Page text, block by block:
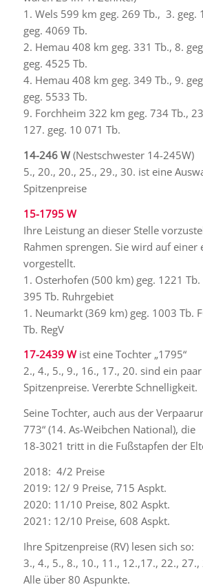
1. Wels 599 km geg. 269 Tb., 3. geg.
geg. 4069 Tb.
2. Hemau 408 km geg. 331 Tb., 8.
geg. 4525 Tb.
4. Hemau 408 km geg. 349 Tb., 9.
geg. 5533 Tb.
9. Forchheim 322 km geg. 734 Tb.,
127. geg. 10 071 Tb.
14-246 W(Nestschwester 14-245W)
5., 20., 20., 25., 29., 30. ist eine
Spitzenpreise
15-1795 W
Ihre Leistung an dieser Stelle
Rahmen sprengen. Sie wird auf einer
vorgestellt.
1. Osterhofen (500 km) geg. 1221 Tb.
395 Tb. Ruhrgebiet
1. Neumarkt (369 km) geg. 1003 Tb.
Tb. RegV
17-2439 Wist eine Tochter „1795“
2., 4., 5., 9., 16., 17., 20. sind ein
Spitzenpreise. Vererbte Schnelligkeit.
Seine Tochter, auch aus der
773“ (14. As-Weibchen National), die
18-3021 tritt in die Fußstapfen der
2018: 4/2 Preise
2019: 12/ 9 Preise, 715 Aspkt.
2020: 11/10 Preise, 802 Aspkt.
2021: 12/10 Preise, 608 Aspkt.
Ihre Spitzenpreise (RV) lesen sich so:
3., 4., 5., 8., 10., 11., 12.,17., 22.,
Alle über 80 Aspunkte.